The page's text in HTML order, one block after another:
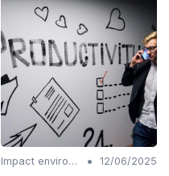
Impact environnemental •
12/06/2025